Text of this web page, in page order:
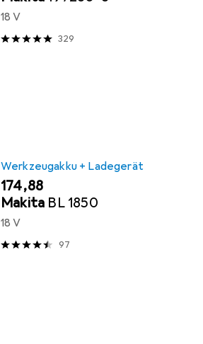
18 V
329
Werkzeugakku + Ladegerät
EUR
174,88
Makita BL 1850
18 V
97